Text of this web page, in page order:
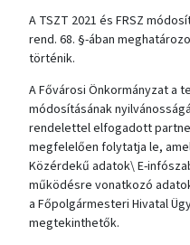
A TSZT 2021 és FRSZ
rend. 68. §-ában
történik.
A Fővárosi Önkormányzat a
módosításának
rendelettel elfogadott
megfelelően folytatja le,
Közérdekű adatok\ E-
működésre vonatkozó
a Főpolgármesteri Hivatal
megtekinthetők.